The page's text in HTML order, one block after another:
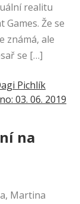
realitu
Že se
známá, ale
se […]
Pichlík
03. 06. 2019
na
Martina